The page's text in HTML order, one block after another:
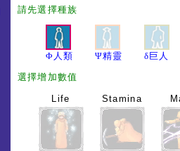
請先選擇種族
Φ人類 Ψ精靈
δ巨人
選擇增加數值
Life Stamina